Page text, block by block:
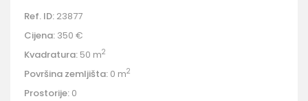
Ref. ID: 23877
Cijena: 350 €
Kvadratura: 50 m2
Površina zemljišta: 0 m2
Prostorije: 0